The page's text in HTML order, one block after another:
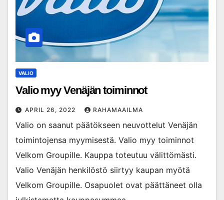
VALIO
Valio myy Venäjän toiminnot
APRIL 26, 2022 RAHAMAAILMA
Valio on saanut päätökseen neuvottelut Venäjän
toimintojensa myymisestä. Valio myy toiminnot
Velkom Groupille. Kauppa toteutuu välittömästi.
Valio Venäjän henkilöstö siirtyy kaupan myötä
Velkom Groupille. Osapuolet ovat päättäneet olla